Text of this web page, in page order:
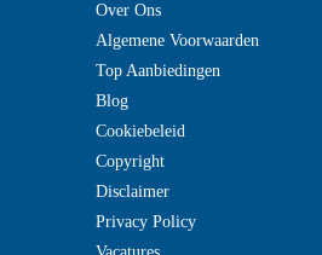
Over Ons
Algemene Voorwaarden
Top Aanbiedingen
Blog
Cookiebeleid
Copyright
Disclaimer
Privacy Policy